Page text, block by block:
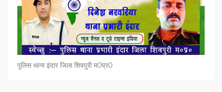
पुलिस थाना इंदार जिला शिवपुरी म0प्र0